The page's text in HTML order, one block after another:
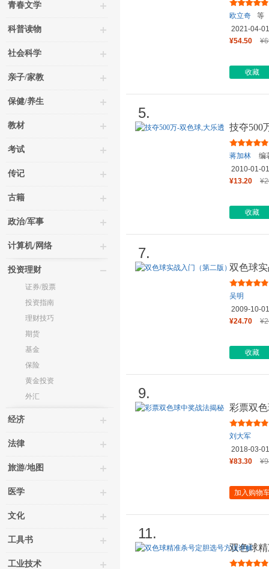
青春文学
科普读物
社会科学
亲子/家教
保健/养生
教材
考试
传记
古籍
政治/军事
计算机/网络
投资理财
证券/股票
投资指南
理财技巧
期货
基金
保险
黄金投资
外汇
经济
法律
旅游/地图
医学
文化
工具书
工业技术
欧立奇
等
2021-04-01
¥54.50
收藏
5.
技夺500
蒋加林
编
2010-01-01
¥13.20
收藏
7.
双色球
吴明
2009-10-01
¥24.70
收藏
9.
彩票双
刘大军
2018-03-01
¥83.30
加入购物
11.
双色球